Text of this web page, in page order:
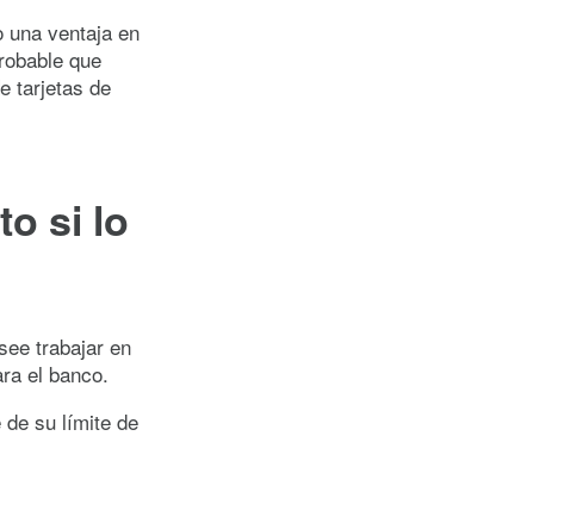
ventaja en
que
tarjetas de
si lo
trabajar en
el banco.
su límite de